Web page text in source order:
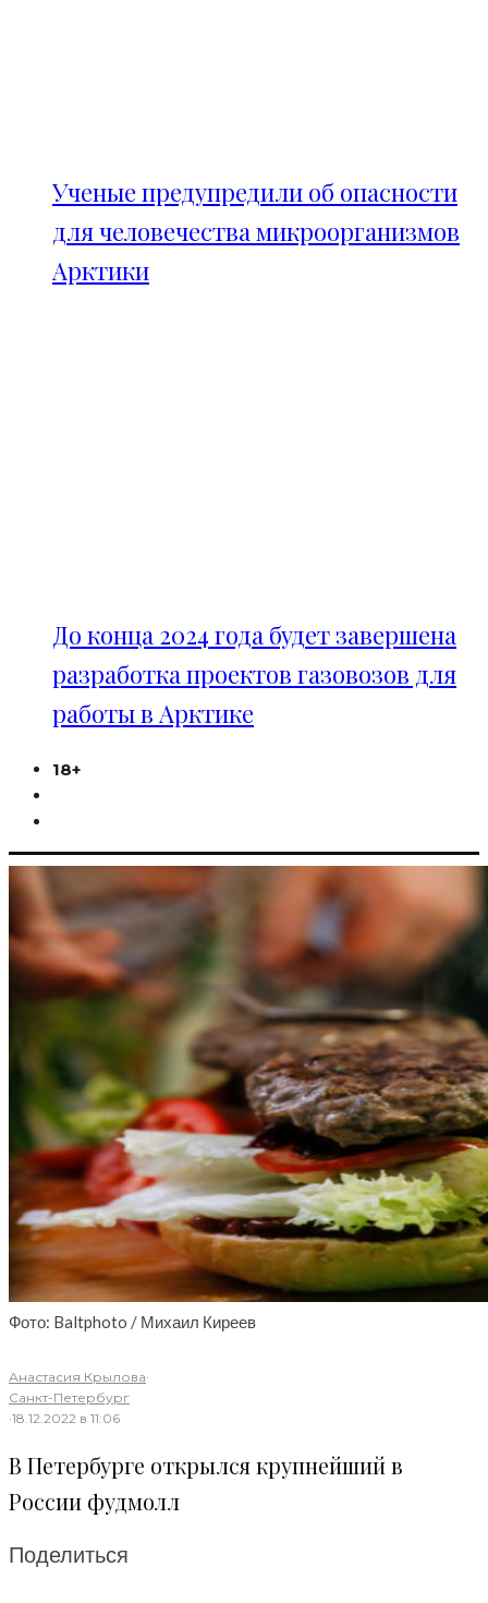
Ученые предупредили об опасности
для человечества микроорганизмов
Арктики
До конца 2024 года будет завершена
разработка проектов газовозов для
работы в Арктике
18+
Фото: Baltphoto / Михаил Киреев
Анастасия Крылова·
Санкт-Петербург
·18.12.2022 в 11:06
В Петербурге открылся крупнейший в
России фудмолл
Поделиться